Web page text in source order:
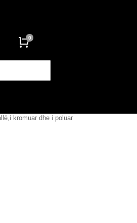
kromuar dhe i poluar